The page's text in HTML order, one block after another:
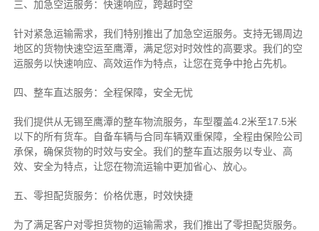
三、加急空运服务：快速响应，跨越时空
针对紧急运输需求，我们特别推出了加急空运服务。支持无锡周边
地区的货物快速空运至鹰潭，满足您对时效性的高要求。我们的空
运服务以快速响应、高效运作为特点，让您在竞争中抢占先机。
四、整车直达服务：全程保障，安全无忧
我们提供从无锡至鹰潭的整车物流服务，车型覆盖4.2米至17.5米
以下的所有货车。自备车辆与合同车辆双重保障，全程由保险公司
承保，确保货物的时效与安全。我们的整车直达服务以专业、高
效、安全为特点，让您在物流运输中更加省心、放心。
五、零担配货服务：价格优惠，时效快捷
为了满足客户对零担货物的运输需求，我们推出了零担配货服务。